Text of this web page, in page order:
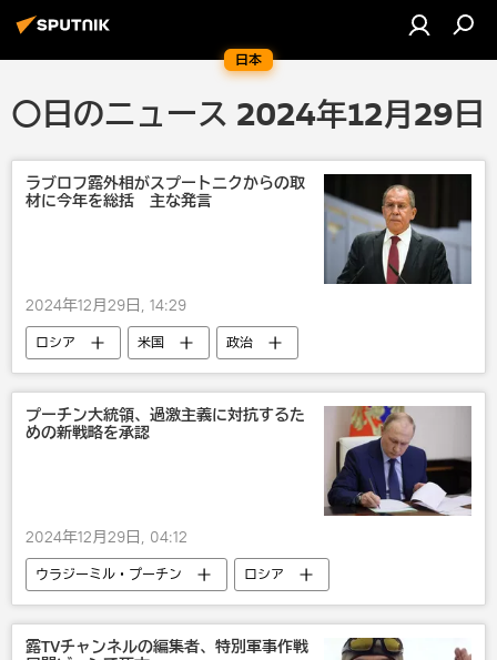
日本
〇日のニュース 2024年12月29日
ラブロフ露外相がスプートニクからの取
材に今年を総括 主な発言
2024年12月29日, 14:29
ロシア 米国
政治
セルゲイ・ラブロフ
ウクライナ
シリア
イラン
スプートニク
NATO
プーチン大統領、過激主義に対抗するた
めの新戦略を承認
2024年12月29日, 04:12
ウラジーミル・プーチン
ロシア
政治
国際 ウクライナ
露TVチャンネルの編集者、特別軍事作戦